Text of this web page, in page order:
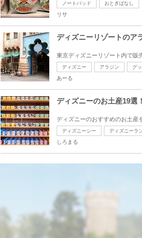
ノートパッド おとぎばなし
リサ
ディズニーリゾートのア
東京ディズニーリゾート内で販
ディズニー アラジン グ
あーる
ディズニーのお土産19選
ディズニーのおすすめのお土
ディズニーシー ディズニーラ
しろまる